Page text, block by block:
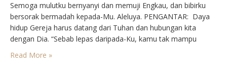
Semoga mulutku bernyanyi dan memuji Engkau, dan bibirku
bersorak bermadah kepada-Mu. Aleluya.⁣⁣ PENGANTAR⁣: Daya
hidup Gereja harus datang dari Tuhan dan hubungan kita
dengan Dia. “Sebab lepas daripada-Ku, kamu tak mampu
berbuat sesuatu,” kata Yesus. Benarkah kita bersatu dengan
Read More »